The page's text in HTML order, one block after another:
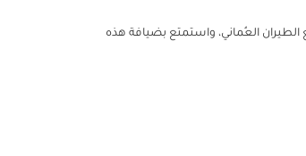
الطيران العُماني، واستمتع بضيافة هذه